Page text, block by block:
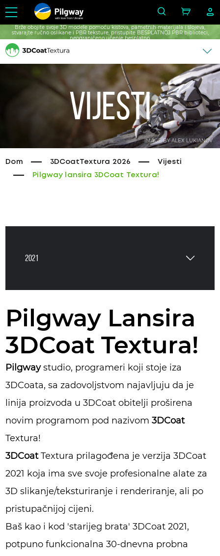
with love from Ukraine
Brže obojite svoje 3D modele pomoću kistova, pametnih materijala i slojeva,
stvarajte ručno oslikane i PBR teksture, pristupite BESPLATNOJ PBR biblioteci,
neograničeno učenje besplatno.
IMAGE BY ALEX LUKIANOV
Vijesti
Dom 3DCoatTextura 2026
Vijesti
Pilgway lansira 3DCoat Textura!
2021
Pilgway Lansira
3DCoat Textura!
Pilgwaystudio, programeri koji stoje iza
3DCoata, sa zadovoljstvom najavljuju da je
linija proizvoda u 3DCoat obitelji proširena
novim programom pod nazivom3DCoat
Textura!
3DCoatTextura prilagođena je verzija 3DCoat
2021 koja ima sve svoje profesionalne alate za
3D slikanje/teksturiranje i renderiranje, ali po
pristupačnijoj cijeni.
Baš kao i kod 'starijeg brata' 3DCoat 2021,
potpuno funkcionalna 30-dnevna probna